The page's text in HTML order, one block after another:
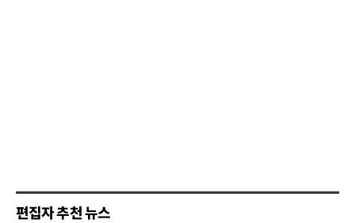
편집자 추천 뉴스